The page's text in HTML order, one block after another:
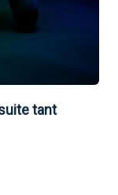
tant